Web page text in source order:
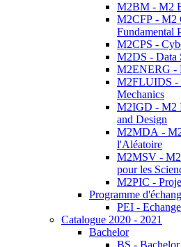
M2BM - M2
M2CFP - M2
Fundamental
M2CPS -
M2DS - Data
M2ENERG -
M2FLUIDS -
Mechanics
M2IGD - M2
and Design
M2MDA -
l'Aléatoire
M2MSV -
pour les
M2PIC -
Programme
PEI -
Catalogue 2020 - 2021
Bachelor
BS -